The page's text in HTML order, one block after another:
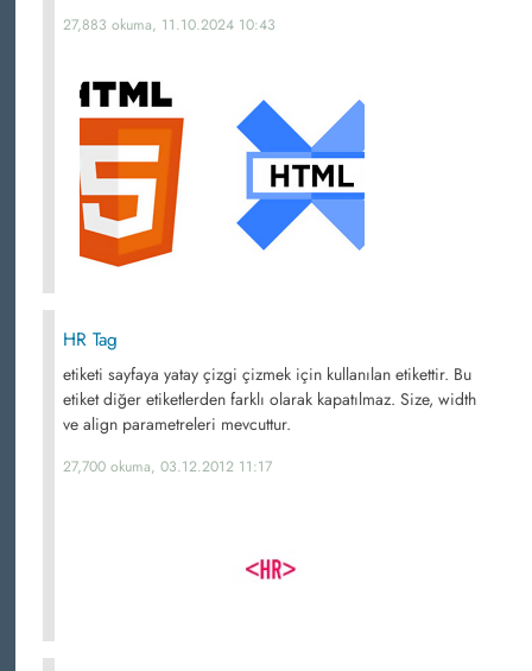
27,883 okuma, 11.10.2024 10:43
HR Tag
etiketi sayfaya yatay çizgi çizmek için kullanılan etikettir. Bu
etiket diğer etiketlerden farklı olarak kapatılmaz. Size, width
ve align parametreleri mevcuttur.
27,700 okuma, 03.12.2012 11:17